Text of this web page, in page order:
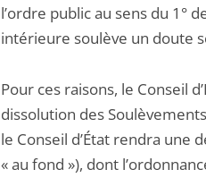
l’ordre public au sens du 1°
intérieure soulève un doute
Pour ces raisons, le Conseil
dissolution des
le Conseil d’État rendra
« au fond »), dont